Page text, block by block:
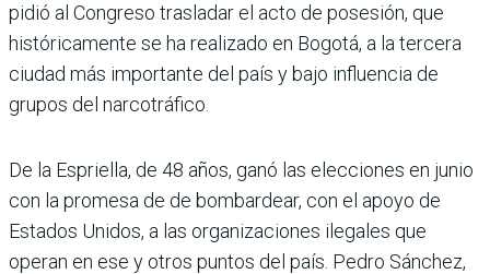
pidió al Congreso trasladar el acto de posesión, que
históricamente se ha realizado en Bogotá, a la tercera
ciudad más importante del país y bajo influencia de
grupos del narcotráfico.
De la Espriella, de 48 años, ganó las elecciones en junio
con la promesa de de bombardear, con el apoyo de
Estados Unidos, a las organizaciones ilegales que
operan en ese y otros puntos del país. Pedro Sánchez,